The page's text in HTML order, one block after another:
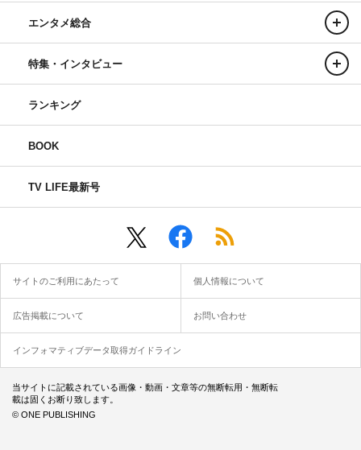
エンタメ総合
特集・インタビュー
ランキング
BOOK
TV LIFE最新号
サイトのご利用にあたって 個人情報について
広告掲載について お問い合わせ
インフォマティブデータ取得ガイドライン
当サイトに記載されている画像・動画・文章等の無断転用・無断転
載は固くお断り致します。
© ONE PUBLISHING